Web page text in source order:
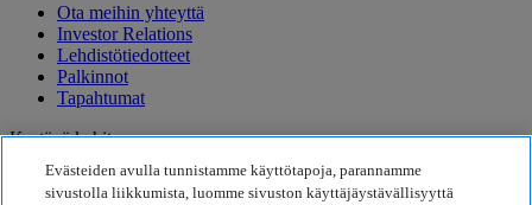
Ota meihin yhteyttä
Investor Relations
Lehdistötiedotteet
Palkinnot
Tapahtumat
Kestävä kehitys
Kestävä kehitys
Evästeiden avulla tunnistamme käyttötapoja, parannamme
sivustolla liikkumista, luomme sivuston käyttäjäystävällisyyttä